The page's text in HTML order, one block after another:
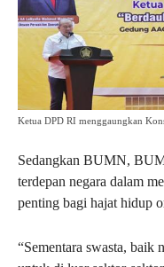
Ketua DPD RI menggaungkan
Sedangkan BUMN,
terdepan negara dalam
penting bagi hajat hidup
“Sementara swasta, baik